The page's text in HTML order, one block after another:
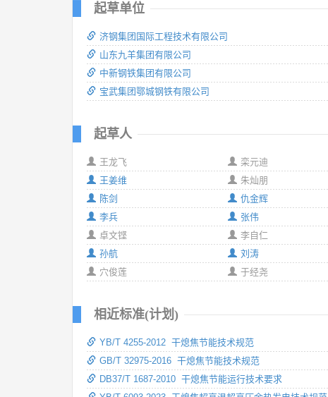
起草单位
济钢集团国际工程技术有限公司
山东九羊集团有限公司
中新钢铁集团有限公司
宝武集团鄂城钢铁有限公司
起草人
王龙飞
栾元迪
王姜维
朱灿朋
陈剑
仇金辉
李兵
张伟
卓文铿
李自仁
孙航
刘涛
穴俊莲
于经尧
相近标准(计划)
YB/T 4255-2012 干熄焦节能技术规范
GB/T 32975-2016 干熄焦节能技术规范
DB37/T 1687-2010 干熄焦节能运行技术要求